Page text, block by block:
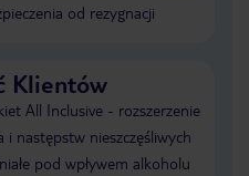
od rezygnacji
Klientów
All Inclusive - rozszerzenie
następstw nieszczęśliwych
pod wpływem alkoholu